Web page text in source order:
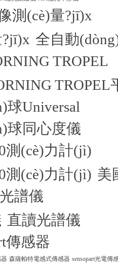
測(cè)量?jī)x
?jī)x 全自動
TROPEL
TROPEL
球Universal
球同心度儀
測(cè)力計(jì)
測(cè)力計(jì) 美
譜儀
直讀光譜儀
傳感器
器 森薩帕特電感式傳感器 sensopart光電傳